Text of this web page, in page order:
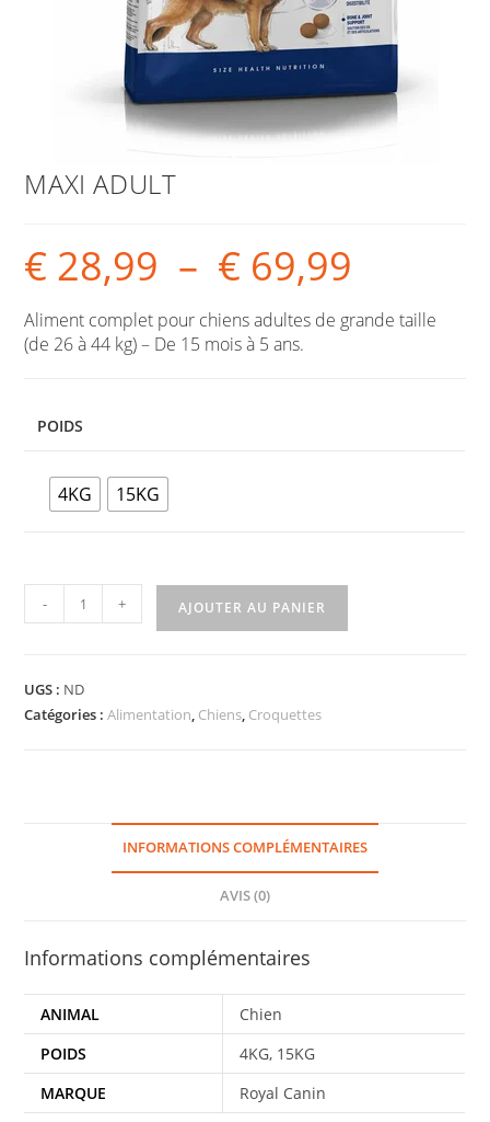
MAXI ADULT
€ 28,99 – € 69,99
Aliment complet pour chiens adultes de grande taille
(de 26 à 44 kg) – De 15 mois à 5 ans.
POIDS
4KG 15KG
- + AJOUTER AU PANIER
UGS : ND
Catégories :Alimentation, Chiens, Croquettes
INFORMATIONS COMPLÉMENTAIRES
AVIS (0)
Informations complémentaires
ANIMAL
Chien
POIDS
4KG, 15KG
MARQUE
Royal Canin